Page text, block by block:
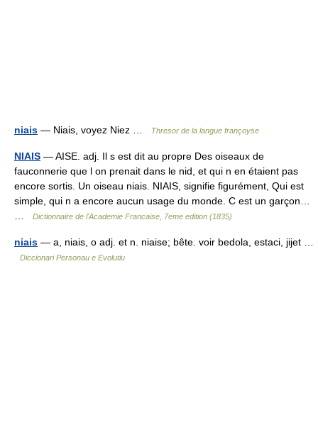
niais — Niais, voyez Niez … Thresor de la langue françoyse
NIAIS — AISE. adj. Il s est dit au propre Des oiseaux de
fauconnerie que l on prenait dans le nid, et qui n en étaient pas
encore sortis. Un oiseau niais. NIAIS, signifie figurément, Qui est
simple, qui n a encore aucun usage du monde. C est un garçon…
Dictionnaire de l'Academie Francaise, 7eme edition (1835)
niais — a, niais, o adj. et n. niaise; bête. voir bedola, estaci, jijet …
Diccionari Personau e Evolutiu